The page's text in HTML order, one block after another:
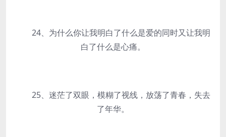
24、为什么你让我明白了什么是爱的同时又让我明
白了什么是心痛。
25、迷茫了双眼，模糊了视线，放荡了青春，失去
了年华。